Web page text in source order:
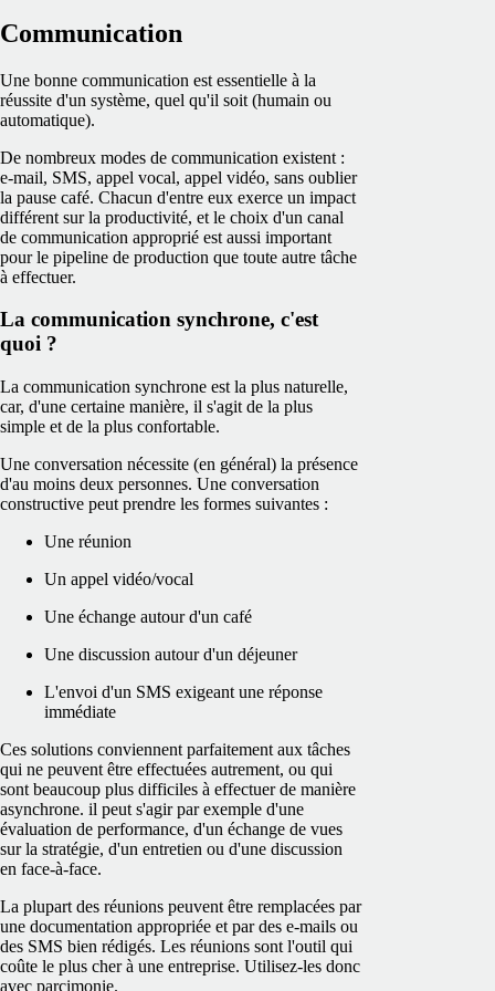
Communication
Une bonne communication est essentielle à la
réussite d'un système, quel qu'il soit (humain ou
automatique).
De nombreux modes de communication existent :
e-mail, SMS, appel vocal, appel vidéo, sans oublier
la pause café. Chacun d'entre eux exerce un impact
différent sur la productivité, et le choix d'un canal
de communication approprié est aussi important
pour le pipeline de production que toute autre tâche
à effectuer.
La communication synchrone, c'est
quoi ?
La communication synchrone est la plus naturelle,
car, d'une certaine manière, il s'agit de la plus
simple et de la plus confortable.
Une conversation nécessite (en général) la présence
d'au moins deux personnes. Une conversation
constructive peut prendre les formes suivantes :
Une réunion
Un appel vidéo/vocal
Une échange autour d'un café
Une discussion autour d'un déjeuner
L'envoi d'un SMS exigeant une réponse
immédiate
Ces solutions conviennent parfaitement aux tâches
qui ne peuvent être effectuées autrement, ou qui
sont beaucoup plus difficiles à effectuer de manière
asynchrone. il peut s'agir par exemple d'une
évaluation de performance, d'un échange de vues
sur la stratégie, d'un entretien ou d'une discussion
en face-à-face.
La plupart des réunions peuvent être remplacées par
une documentation appropriée et par des e-mails ou
des SMS bien rédigés. Les réunions sont l'outil qui
coûte le plus cher à une entreprise. Utilisez-les donc
avec parcimonie.